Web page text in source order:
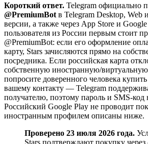
Короткий ответ. Telegram официально
@PremiumBot в Telegram Desktop, Web
версии, а также через App Store и
пользователя из России первым стоит
@PremiumBot: если его оформление
карту, Stars зачисляются прямо на
посредника. Если российская карта
собственную иностранную/
попросите доверенного человека
вашему контакту — Telegram
получателю, поэтому пароль и SMS-
Российский Google Play не проводит
иностранным профилем описаны ниже.
Проверено 23 июля 2026 года.
Stars подтверждают покупку